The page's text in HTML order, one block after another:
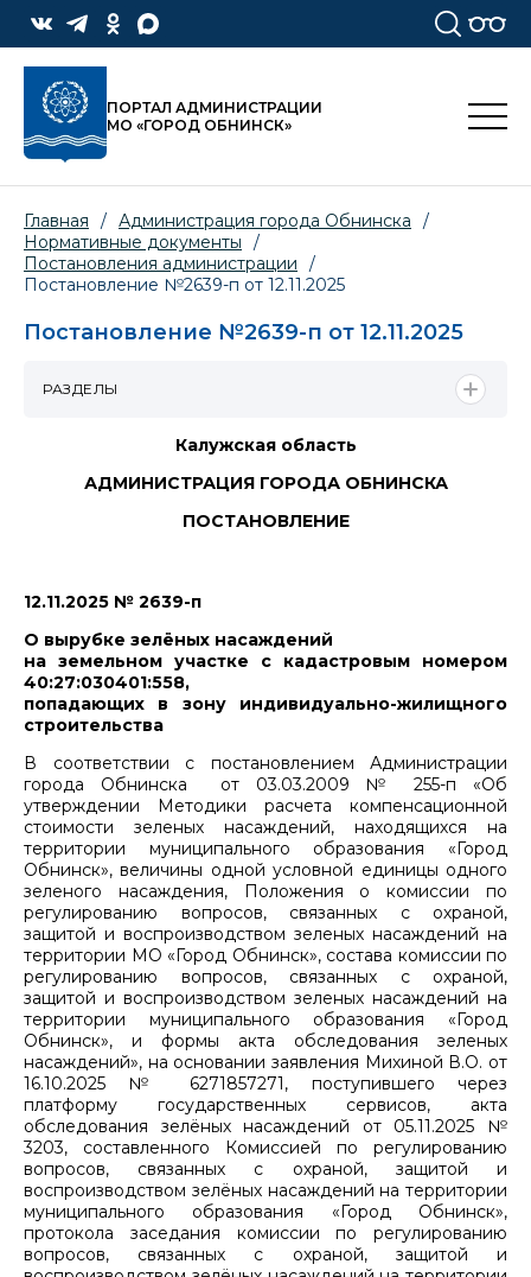
ПОРТАЛ АДМИНИСТРАЦИИ
МО «ГОРОД ОБНИНСК»
Главная / Администрация города Обнинска
/
Нормативные документы
/
Постановления администрации
/
Постановление №2639-п от 12.11.2025
Постановление №2639-п от 12.11.2025
Калужская область
АДМИНИСТРАЦИЯ ГОРОДА ОБНИНСКА
ПОСТАНОВЛЕНИЕ
12.11.2025 № 2639-п
О вырубке зелёных насаждений
на земельном участке с кадастровым номером
40:27:030401:558,
попадающих в зону индивидуально-жилищного
строительства
В соответствии с постановлением Администрации
города Обнинска от 03.03.2009 № 255-п «Об
утверждении Методики расчета компенсационной
стоимости зеленых насаждений, находящихся на
территории муниципального образования «Город
Обнинск», величины одной условной единицы одного
зеленого насаждения, Положения о комиссии по
регулированию вопросов, связанных с охраной,
защитой и воспроизводством зеленых насаждений на
территории МО «Город Обнинск», состава комиссии по
регулированию вопросов, связанных с охраной,
защитой и воспроизводством зеленых насаждений на
территории муниципального образования «Город
Обнинск», и формы акта обследования зеленых
насаждений», на основании заявления Михиной В.О. от
16.10.2025 № 6271857271, поступившего через
платформу государственных сервисов, акта
обследования зелёных насаждений от 05.11.2025 №
3203, составленного Комиссией по регулированию
вопросов, связанных с охраной, защитой и
воспроизводством зелёных насаждений на территории
муниципального образования «Город Обнинск»,
протокола заседания комиссии по регулированию
вопросов, связанных с охраной, защитой и
РАЗДЕЛЫ